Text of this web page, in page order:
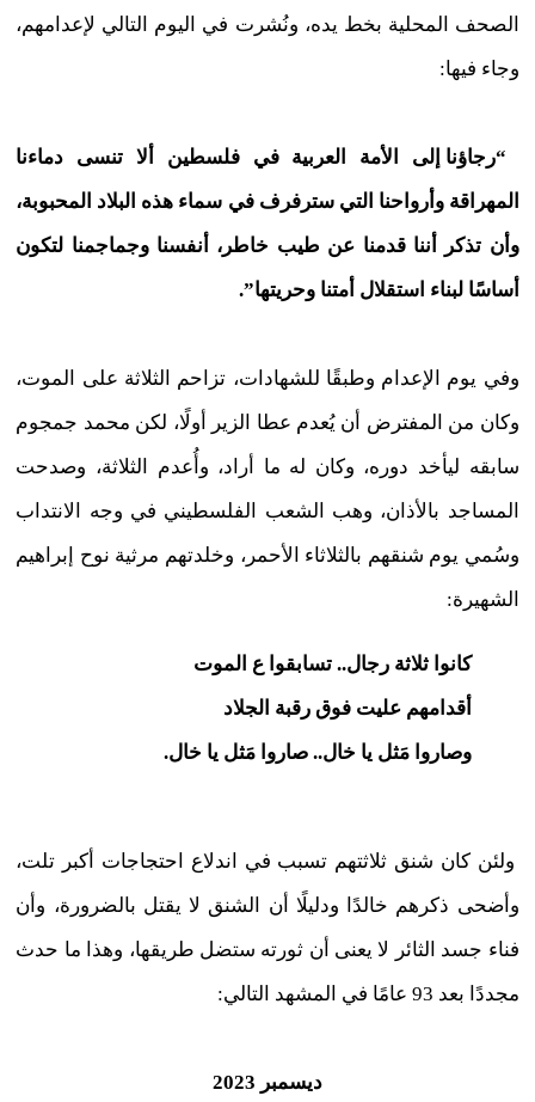
الصحف المحلية بخط يده، ونُشرت في اليوم التالي لإعدامهم،
وجاء فيها:
“رجاؤنا إلى الأمة العربية في فلسطين ألا تنسى دماءنا
المهراقة وأرواحنا التي سترفرف في سماء هذه البلاد المحبوبة،
وأن تذكر أننا قدمنا عن طيب خاطر، أنفسنا وجماجمنا لتكون
أساسًا لبناء استقلال أمتنا وحريتها”.
وفي يوم الإعدام وطبقًا للشهادات، تزاحم الثلاثة على الموت،
وكان من المفترض أن يُعدم عطا الزير أولًا، لكن محمد جمجوم
سابقه ليأخد دوره، وكان له ما أراد، وأُعدم الثلاثة، وصدحت
المساجد بالأذان، وهب الشعب الفلسطيني في وجه الانتداب
وسُمي يوم شنقهم بالثلاثاء الأحمر، وخلدتهم مرثية نوح إبراهيم
الشهيرة:
كانوا ثلاثة رجال.. تسابقوا ع الموت
أقدامهم عليت فوق رقبة الجلاد
وصاروا مَثل يا خال.. صاروا مَثل يا خال.
ولئن كان شنق ثلاثتهم تسبب في اندلاع احتجاجات أكبر تلت،
وأضحى ذكرهم خالدًا ودليلًا أن الشنق لا يقتل بالضرورة، وأن
فناء جسد الثائر لا يعنى أن ثورته ستضل طريقها، وهذا ما حدث
مجددًا بعد 93 عامًا في المشهد التالي:
ديسمبر 2023